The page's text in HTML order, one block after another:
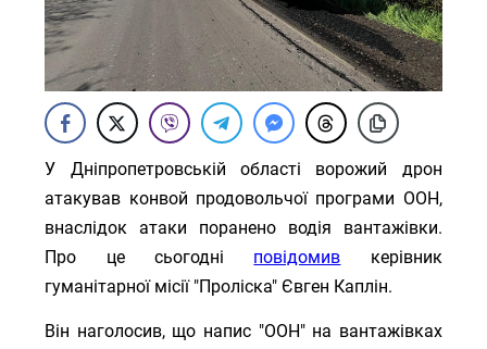
У Дніпропетровській області ворожий дрон
атакував конвой продовольчої програми ООН,
внаслідок атаки поранено водія вантажівки.
Про це сьогодні повідомив керівник
гуманітарної місії "Проліска" Євген Каплін.
Він наголосив, що напис "ООН" на вантажівках